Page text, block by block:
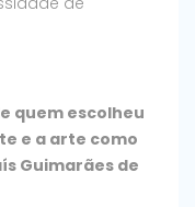
quem escolheu
e a arte como
Guimarães de